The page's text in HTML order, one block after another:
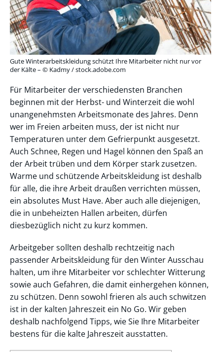
Gute Winterarbeitskleidung schützt Ihre Mitarbeiter nicht nur vor
der Kälte – © Kadmy / stock.adobe.com
Für Mitarbeiter der verschiedensten Branchen
beginnen mit der Herbst- und Winterzeit die wohl
unangenehmsten Arbeitsmonate des Jahres. Denn
wer im Freien arbeiten muss, der ist nicht nur
Temperaturen unter dem Gefrierpunkt ausgesetzt.
Auch Schnee, Regen und Hagel können den Spaß an
der Arbeit trüben und dem Körper stark zusetzen.
Warme und schützende Arbeitskleidung ist deshalb
für alle, die ihre Arbeit draußen verrichten müssen,
ein absolutes Must Have. Aber auch alle diejenigen,
die in unbeheizten Hallen arbeiten, dürfen
diesbezüglich nicht zu kurz kommen.
Arbeitgeber sollten deshalb rechtzeitig nach
passender Arbeitskleidung für den Winter Ausschau
halten, um ihre Mitarbeiter vor schlechter Witterung
sowie auch Gefahren, die damit einhergehen können,
zu schützen. Denn sowohl frieren als auch schwitzen
ist in der kalten Jahreszeit ein No Go. Wir geben
deshalb nachfolgend Tipps, wie Sie Ihre Mitarbeiter
bestens für die kalte Jahreszeit ausstatten.